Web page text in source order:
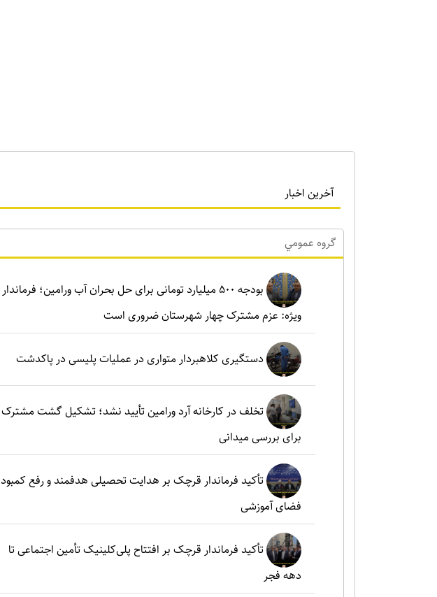
آخرین اخبار
گروه عمومي
بودجه ۵۰۰ میلیارد تومانی برای حل بحران آب ورامین؛ فرماندار
ویژه: عزم مشترک چهار شهرستان ضروری است
دستگیری کلاهبردار متواری در عملیات پلیسی در پاکدشت
تخلف در کارخانه آرد ورامین تأیید نشد؛ تشکیل گشت مشترک
برای بررسی میدانی
تأکید فرماندار قرچک بر هدایت تحصیلی هدفمند و رفع کمبود
فضای آموزشی
تأکید فرماندار قرچک بر افتتاح پلی‌کلینیک تأمین اجتماعی تا
دهه فجر